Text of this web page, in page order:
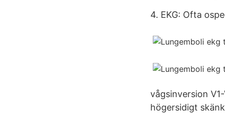
4. EKG: Ofta
vågsinversion
högersidigt